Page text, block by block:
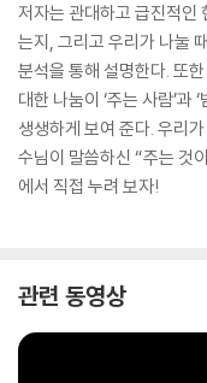
저자는 관대하고 급진적인
는지, 그리고 우리가 나눌
분석을 통해 설명한다. 또
대한 나눔이 ‘주는 사람’과
생생하게 보여 준다. 우리
수님이 말씀하신 “주는 것
에서 직접 누려 보자!
관련 동영상